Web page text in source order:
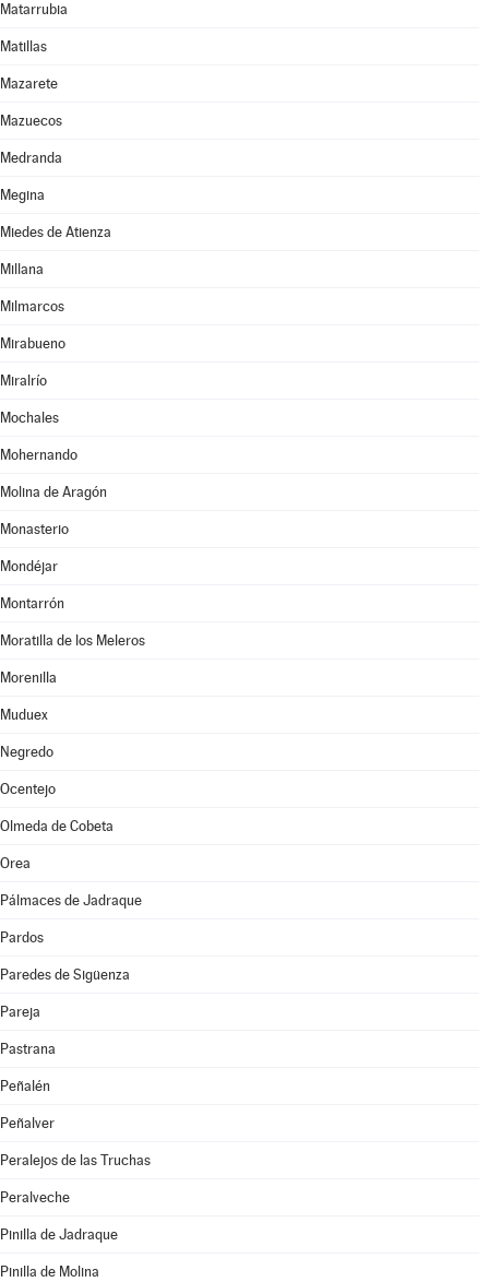
Matarrubia
Matillas
Mazarete
Mazuecos
Medranda
Megina
Miedes de Atienza
Millana
Milmarcos
Mirabueno
Miralrío
Mochales
Mohernando
Molina de Aragón
Monasterio
Mondéjar
Montarrón
Moratilla de los Meleros
Morenilla
Muduex
Negredo
Ocentejo
Olmeda de Cobeta
Orea
Pálmaces de Jadraque
Pardos
Paredes de Sigüenza
Pareja
Pastrana
Peñalén
Peñalver
Peralejos de las Truchas
Peralveche
Pinilla de Jadraque
Pinilla de Molina